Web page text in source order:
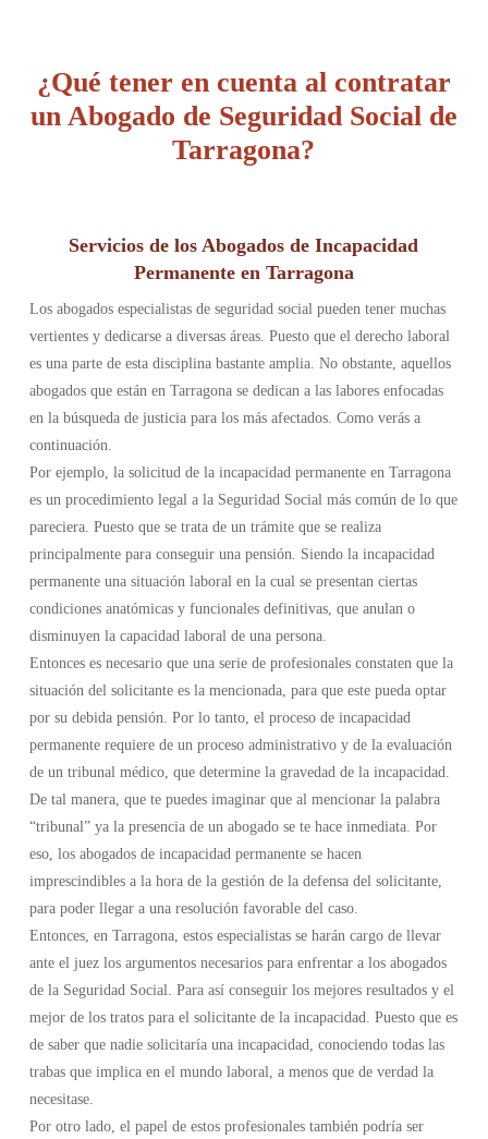
¿Qué tener en cuenta al contratar
un Abogado de Seguridad Social de
Tarragona?
Servicios de los Abogados de Incapacidad
Permanente en Tarragona
Los abogados especialistas de seguridad social pueden tener muchas
vertientes y dedicarse a diversas áreas. Puesto que el derecho laboral
es una parte de esta disciplina bastante amplia. No obstante, aquellos
abogados que están en Tarragona se dedican a las labores enfocadas
en la búsqueda de justicia para los más afectados. Como verás a
continuación.
Por ejemplo, la solicitud de la incapacidad permanente en Tarragona
es un procedimiento legal a la Seguridad Social más común de lo que
pareciera. Puesto que se trata de un trámite que se realiza
principalmente para conseguir una pensión. Siendo la incapacidad
permanente una situación laboral en la cual se presentan ciertas
condiciones anatómicas y funcionales definitivas, que anulan o
disminuyen la capacidad laboral de una persona.
Entonces es necesario que una serie de profesionales constaten que la
situación del solicitante es la mencionada, para que este pueda optar
por su debida pensión. Por lo tanto, el proceso de incapacidad
permanente requiere de un proceso administrativo y de la evaluación
de un tribunal médico, que determine la gravedad de la incapacidad.
De tal manera, que te puedes imaginar que al mencionar la palabra
“tribunal” ya la presencia de un abogado se te hace inmediata. Por
eso, los abogados de incapacidad permanente se hacen
imprescindibles a la hora de la gestión de la defensa del solicitante,
para poder llegar a una resolución favorable del caso.
Entonces, en Tarragona, estos especialistas se harán cargo de llevar
ante el juez los argumentos necesarios para enfrentar a los abogados
de la Seguridad Social. Para así conseguir los mejores resultados y el
mejor de los tratos para el solicitante de la incapacidad. Puesto que es
de saber que nadie solicitaría una incapacidad, conociendo todas las
trabas que implica en el mundo laboral, a menos que de verdad la
necesitase.
Por otro lado, el papel de estos profesionales también podría ser